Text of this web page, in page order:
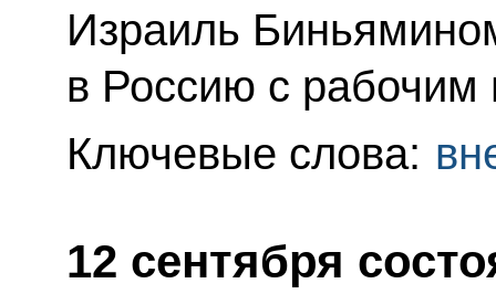
Израиль
в Россию с рабочим
Ключевые слова:
12 сентября